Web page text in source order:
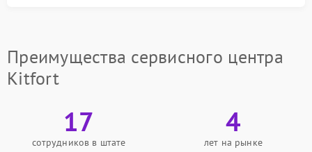
Преимущества сервисного центра
Kitfort
17
сотрудников в штате
4
лет на рынке